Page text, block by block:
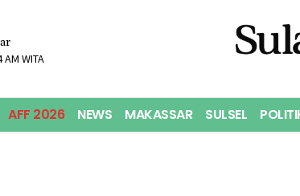
WITA
AFF 2026 NEWS MAKASSAR SULSEL